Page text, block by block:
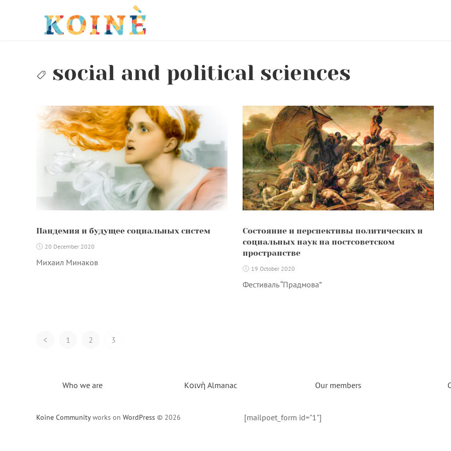
social and political sciences
Пандемия и будущее социальных систем
20 December 2020
Михаил Минаков
Состояние и перспективы политических и
социальных наук на постсоветском
пространстве
19 October 2020
Фестиваль “Прадмова”
Posts
< 1 2 3
Who we are Kοινὴ Almanac Our members
Koine Communityworks on WordPress © 2026 [mailpoet_form id="1"]